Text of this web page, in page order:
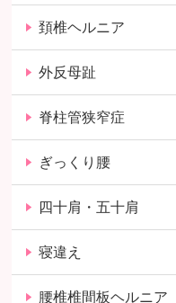
頚椎ヘルニア
外反母趾
脊柱管狭窄症
ぎっくり腰
四十肩・五十肩
寝違え
腰椎椎間板ヘルニア